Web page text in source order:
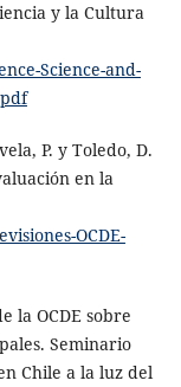
y la Cultura
Science-and-
P. y Toledo, D.
en la
OCDE-
la OCDE sobre
Seminario
Chile a la luz del